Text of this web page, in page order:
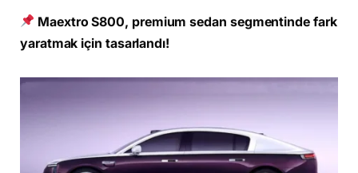
Maextro S800, premium sedan segmentinde fark
yaratmak için tasarlandı!